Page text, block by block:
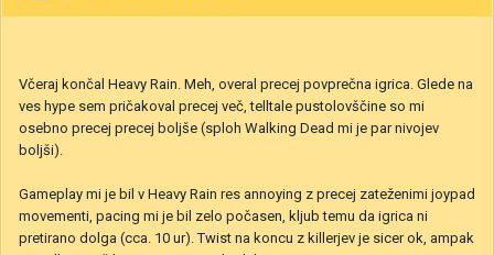
Včeraj končal Heavy Rain. Meh, overal precej povprečna igrica. Glede na
ves hype sem pričakoval precej več, telltale pustolovščine so mi
osebno precej precej boljše (sploh Walking Dead mi je par nivojev
boljši).
Gameplay mi je bil v Heavy Rain res annoying z precej zateženimi joypad
movementi, pacing mi je bil zelo počasen, kljub temu da igrica ni
pretirano dolga (cca. 10 ur). Twist na koncu z killerjev je sicer ok, ampak